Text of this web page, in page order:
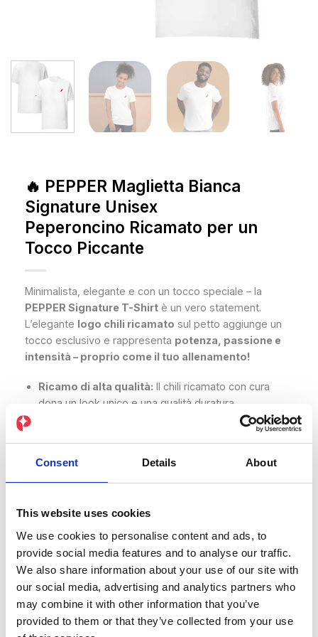
Consent Details About
This website uses cookies
We use cookies to personalise content and ads, to
provide social media features and to analyse our traffic.
We also share information about your use of our site with
our social media, advertising and analytics partners who
may combine it with other information that you’ve
provided to them or that they’ve collected from your use
🔥 PEPPER Maglietta Bianca
Signature Unisex
Peperoncino Ricamato per un
Tocco Piccante
Minimalista, elegante e con un tocco speciale – la
PEPPER Signature T-Shirt è un vero statement.
L’elegante logo chili ricamato sul petto aggiunge un
tocco esclusivo e rappresenta potenza, passione e
intensità – proprio come il tuo allenamento!
Ricamo di alta qualità: Il chili ricamato con cura
dona un look unico e una qualità duratura
100% cotone
pettinato e ring-spun (i colori mélange contengono
poliestere)
Leggero e confortevole:Peso del tessuto di 142
Produzione sostenibile:
su richiesta per evitare la sovrapproduzione
Un must-have per chi ama il piccante – in palestra o
nella vita quotidiana! 🔥💪
€438,58 incl. IVA